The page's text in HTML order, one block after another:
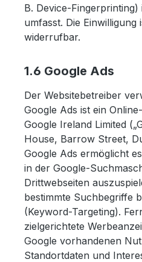
B. Device-Fingerprinting)
umfasst. Die Einwilligung
widerrufbar.
1.6 Google Ads
Der Websitebetreiber
Google Ads ist ein
Google Ireland Limited
House, Barrow Street,
Google Ads ermöglicht
in der Google-
Drittwebseiten
bestimmte Suchbegriffe
(Keyword-Targeting).
zielgerichtete
Google vorhandenen
Standortdaten und